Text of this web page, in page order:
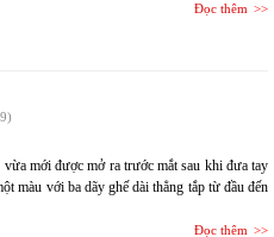
Đọc thêm
mới được mở ra trước mắt sau khi đưa tay
màu với ba dãy ghế dài thẳng tắp từ đầu đến
Đọc thêm